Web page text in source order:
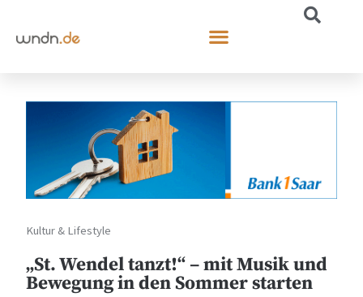
Kultur & Lifestyle
„St. Wendel tanzt!“ – mit Musik und
Bewegung in den Sommer starten